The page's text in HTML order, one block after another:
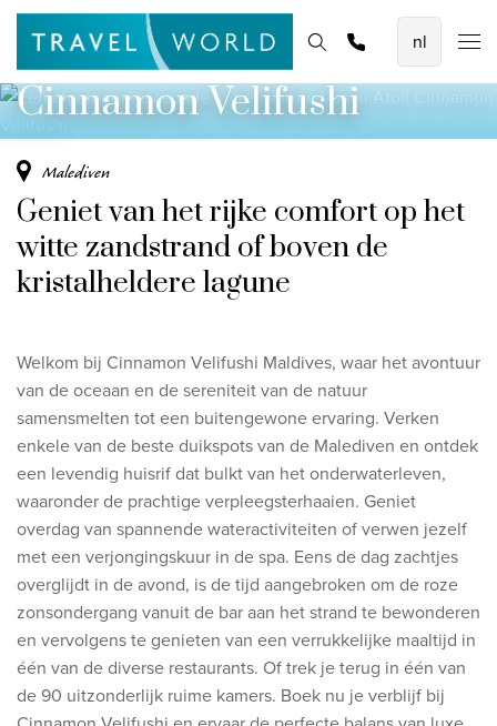
De mooiste vliegvakanties
Baoase Luxury Resort Curaçao
Lux* Grand Baie Resort Mauritius
Bekijk alle vliegvakanties
Unieke rondreizen
Fly & Drive - Kleuren van Yucatan
Ontdekking Sri Lanka
Bekijk alle rondreizen
Ontdek onze thema's
Huwelijksreis
Adults only
Luxury
Bekijk alle thema's
Homepage Bestemmingen Thema's Promoties
Offerte aanvragen
Een afgelegen escapade in het serene Vaavu
Atoll
Cinnamon Velifushi
Malediven
Geniet van het rijke comfort op het
witte zandstrand of boven de
kristalheldere lagune
Welkom bij Cinnamon Velifushi Maldives, waar het avontuur
van de oceaan en de sereniteit van de natuur
samensmelten tot een buitengewone ervaring. Verken
enkele van de beste duikspots van de Malediven en ontdek
een levendig huisrif dat bulkt van het onderwaterleven,
waaronder de prachtige verpleegsterhaaien. Geniet
overdag van spannende wateractiviteiten of verwen jezelf
met een verjongingskuur in de spa. Eens de dag zachtjes
overglijdt in de avond, is de tijd aangebroken om de roze
zonsondergang vanuit de bar aan het strand te bewonderen
en vervolgens te genieten van een verrukkelijke maaltijd in
één van de diverse restaurants. Of trek je terug in één van
de 90 uitzonderlijk ruime kamers. Boek nu je verblijf bij